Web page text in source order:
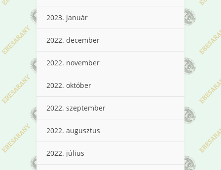
2023. január
2022. december
2022. november
2022. október
2022. szeptember
2022. augusztus
2022. július